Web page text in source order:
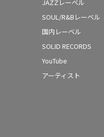
JAZZレーベル
SOUL/R&Bレーベル
国内レーベル
SOLID RECORDS
YouTube
アーティスト